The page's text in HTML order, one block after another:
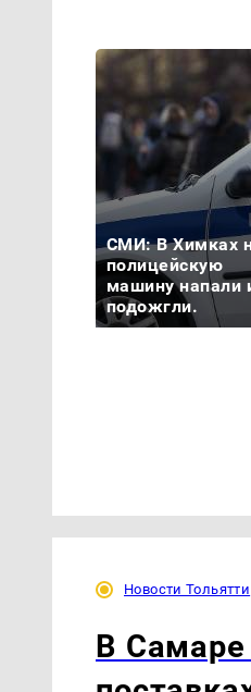
СМИ: В Химках
полицейскую
машину напали
подожгли.
Новости Тольятти
В Самаре